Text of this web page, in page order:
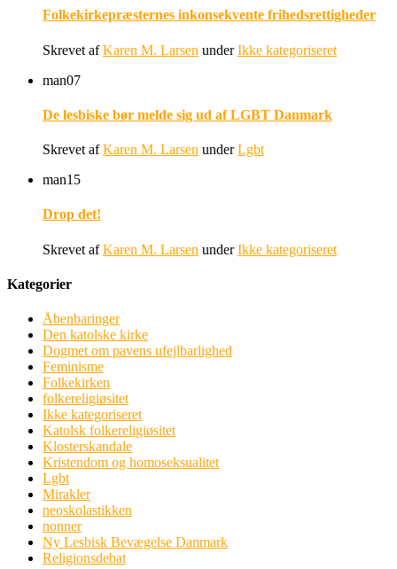
Folkekirkepræsternes inkonsekvente frihedsrettigheder
Skrevet afKaren M. Larsen underIkke kategoriseret
man07
De lesbiske bør melde sig ud af LGBT Danmark
Skrevet afKaren M. Larsen underLgbt
man15
Drop det!
Skrevet afKaren M. Larsen underIkke kategoriseret
Kategorier
Åbenbaringer
Den katolske kirke
Dogmet om pavens ufejlbarlighed
Feminisme
Folkekirken
folkereligiøsitet
Ikke kategoriseret
Katolsk folkereligiøsitet
Klosterskandale
Kristendom og homoseksualitet
Lgbt
Mirakler
neoskolastikken
nonner
Ny Lesbisk Bevægelse Danmark
Religionsdebat